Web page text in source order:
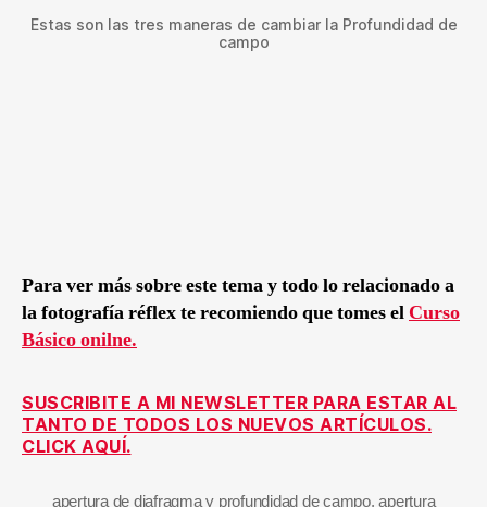
Estas son las tres maneras de cambiar la Profundidad de
campo
Para ver más sobre este tema y todo lo relacionado a
la fotografía réflex te recomiendo que tomes elCurso
Básico onilne.
SUSCRIBITE A MI NEWSLETTER PARA ESTAR AL
TANTO DE TODOS LOS NUEVOS ARTÍCULOS.
CLICK AQUÍ.
apertura de diafragma y profundidad de campo,apertura